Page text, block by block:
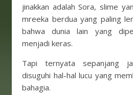
jinakkan adalah Sora, slime
mreeka berdua yang paling
bahwa dunia lain yang
menjadi keras.
Tapi ternyata sepanjang
disuguhi hal-hal lucu yang
bahagia.